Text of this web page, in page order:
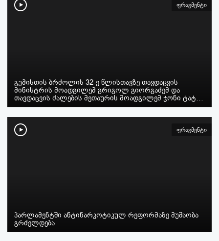
ფრაგმენტი
გუმისთის ბრძოლის 32-ე წლისთავზე თავდაცვის
მინისტრის მოადგილემ გრიგოლ გიორგაძემ და
თავდაცვის ძალების მეთაურის მოადგილემ ჯონი ტატ…
ფრაგმენტი
პარლამენტში ანტინარკოტიკულ რეფორმაზე მუშაობა
გრძელდება